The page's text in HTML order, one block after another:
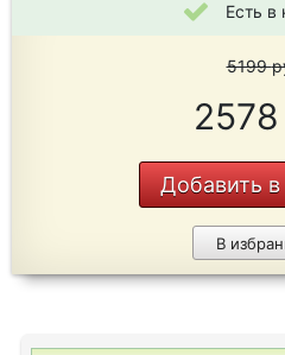
Есть в
5199
2578
Добавить в
В